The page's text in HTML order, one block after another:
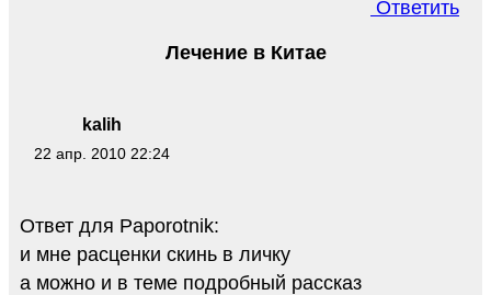
Ответить
kalih
22 апр. 2010 22:24
Лечение в Китае
Ответ для Paporotnik:
и мне расценки скинь в личку
а можно и в теме подробный рассказ